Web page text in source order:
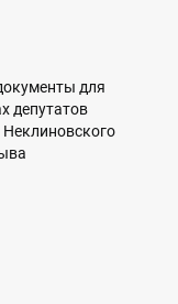
для
депутатов
Неклиновского